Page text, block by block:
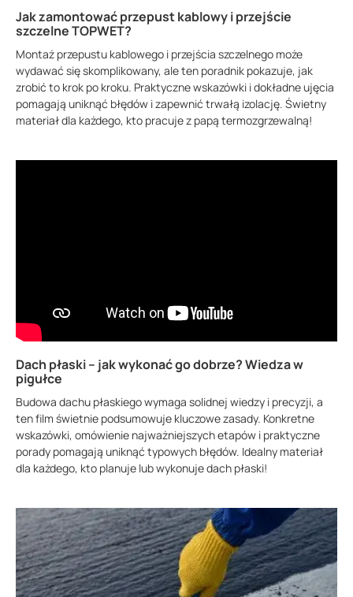
Jak zamontować przepust kablowy i przejście
szczelne TOPWET?
Montaż przepustu kablowego i przejścia szczelnego może
wydawać się skomplikowany, ale ten poradnik pokazuje, jak
zrobić to krok po kroku. Praktyczne wskazówki i dokładne ujęcia
pomagają uniknąć błędów i zapewnić trwałą izolację. Świetny
materiał dla każdego, kto pracuje z papą termozgrzewalną!
Dach płaski – jak wykonać go dobrze? Wiedza w
pigułce
Budowa dachu płaskiego wymaga solidnej wiedzy i precyzji, a
ten film świetnie podsumowuje kluczowe zasady. Konkretne
wskazówki, omówienie najważniejszych etapów i praktyczne
porady pomagają uniknąć typowych błędów. Idealny materiał
dla każdego, kto planuje lub wykonuje dach płaski!